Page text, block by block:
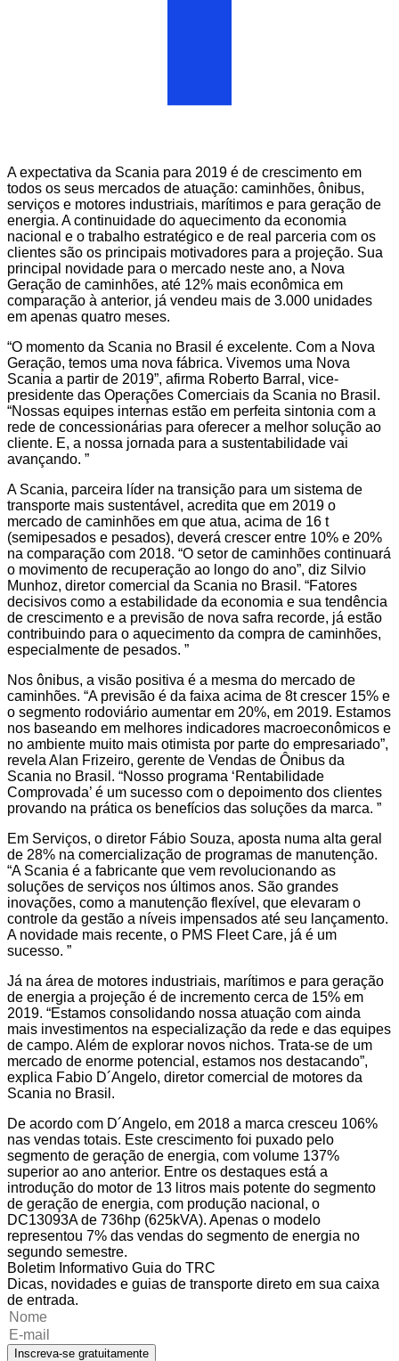
A expectativa da Scania para 2019 é de crescimento em
todos os seus mercados de atuação: caminhões, ônibus,
serviços e motores industriais, marítimos e para geração de
energia. A continuidade do aquecimento da economia
nacional e o trabalho estratégico e de real parceria com os
clientes são os principais motivadores para a projeção. Sua
principal novidade para o mercado neste ano, a Nova
Geração de caminhões, até 12% mais econômica em
comparação à anterior, já vendeu mais de 3.000 unidades
em apenas quatro meses.
“O momento da Scania no Brasil é excelente. Com a Nova
Geração, temos uma nova fábrica. Vivemos uma Nova
Scania a partir de 2019”, afirma Roberto Barral, vice-
presidente das Operações Comerciais da Scania no Brasil.
“Nossas equipes internas estão em perfeita sintonia com a
rede de concessionárias para oferecer a melhor solução ao
cliente. E, a nossa jornada para a sustentabilidade vai
avançando. ”
A Scania, parceira líder na transição para um sistema de
transporte mais sustentável, acredita que em 2019 o
mercado de caminhões em que atua, acima de 16 t
(semipesados e pesados), deverá crescer entre 10% e 20%
na comparação com 2018. “O setor de caminhões continuará
o movimento de recuperação ao longo do ano”, diz Silvio
Munhoz, diretor comercial da Scania no Brasil. “Fatores
decisivos como a estabilidade da economia e sua tendência
de crescimento e a previsão de nova safra recorde, já estão
contribuindo para o aquecimento da compra de caminhões,
especialmente de pesados. ”
Nos ônibus, a visão positiva é a mesma do mercado de
caminhões. “A previsão é da faixa acima de 8t crescer 15% e
o segmento rodoviário aumentar em 20%, em 2019. Estamos
nos baseando em melhores indicadores macroeconômicos e
no ambiente muito mais otimista por parte do empresariado”,
revela Alan Frizeiro, gerente de Vendas de Ônibus da
Scania no Brasil. “Nosso programa ‘Rentabilidade
Comprovada’ é um sucesso com o depoimento dos clientes
provando na prática os benefícios das soluções da marca. ”
Em Serviços, o diretor Fábio Souza, aposta numa alta geral
de 28% na comercialização de programas de manutenção.
“A Scania é a fabricante que vem revolucionando as
soluções de serviços nos últimos anos. São grandes
inovações, como a manutenção flexível, que elevaram o
controle da gestão a níveis impensados até seu lançamento.
A novidade mais recente, o PMS Fleet Care, já é um
sucesso. ”
Já na área de motores industriais, marítimos e para geração
de energia a projeção é de incremento cerca de 15% em
2019. “Estamos consolidando nossa atuação com ainda
mais investimentos na especialização da rede e das equipes
de campo. Além de explorar novos nichos. Trata-se de um
mercado de enorme potencial, estamos nos destacando”,
explica Fabio D´Angelo, diretor comercial de motores da
Scania no Brasil.
De acordo com D´Angelo, em 2018 a marca cresceu 106%
nas vendas totais. Este crescimento foi puxado pelo
segmento de geração de energia, com volume 137%
superior ao ano anterior. Entre os destaques está a
introdução do motor de 13 litros mais potente do segmento
de geração de energia, com produção nacional, o
DC13093A de 736hp (625kVA). Apenas o modelo
representou 7% das vendas do segmento de energia no
segundo semestre.
Boletim Informativo Guia do TRC
Dicas, novidades e guias de transporte direto em sua caixa
de entrada.
Inscreva-se gratuitamente